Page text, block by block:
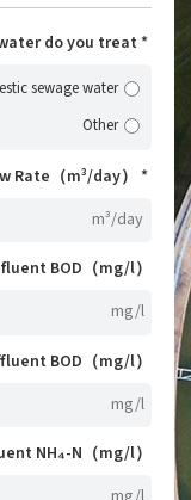
do you treat?
sewage water
Other
Rate（m³/day）
BOD（mg/l）
BOD（mg/l）
NH₄-N（mg/l）